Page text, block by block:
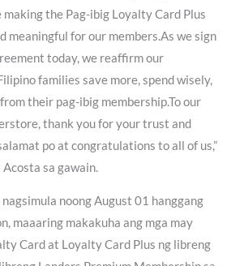
making the Pag-ibig Loyalty Card Plus
meaningful for our members.As we sign
today, we reaffirm our
families save more, spend wisely,
their pag-ibig membership.To our
thank you for your trust and
po at congratulations to all of us,”
Acosta sa gawain.
nagsimula noong August 01 hanggang
maaaring makakuha ang mga may
Card at Loyalty Card Plus ng libreng